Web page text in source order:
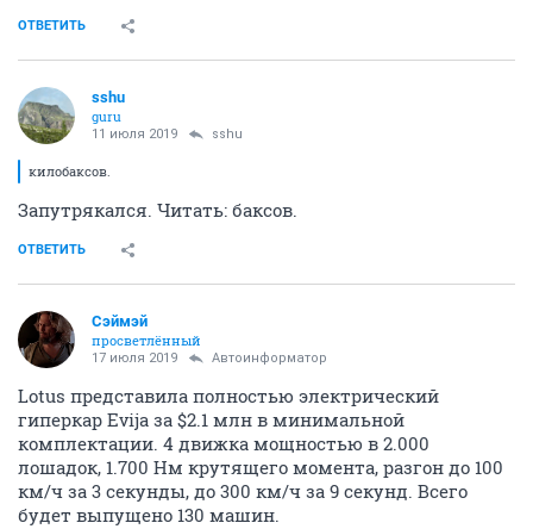
ОТВЕТИТЬ
sshu
guru
11 июля 2019 sshu
килобаксов.
Запутрякался. Читать: баксов.
ОТВЕТИТЬ
Сэймэй
просветлённый
17 июля 2019 Автоинформатор
Lotus представила полностью электрический
гиперкар Evija за $2.1 млн в минимальной
комплектации. 4 движка мощностью в 2.000
лошадок, 1.700 Нм крутящего момента, разгон до 100
км/ч за 3 секунды, до 300 км/ч за 9 секунд. Всего
будет выпущено 130 машин.